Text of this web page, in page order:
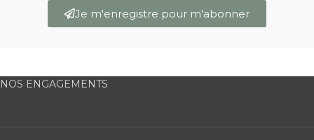
Je m'enregistre pour m'abonner
NOS ENGAGEMENTS